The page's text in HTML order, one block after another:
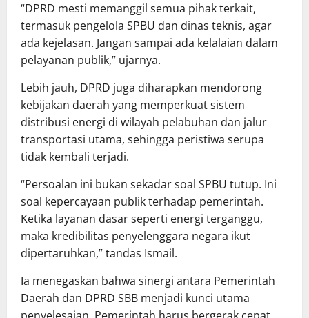
“DPRD mesti memanggil semua pihak terkait,
termasuk pengelola SPBU dan dinas teknis, agar
ada kejelasan. Jangan sampai ada kelalaian dalam
pelayanan publik,” ujarnya.
Lebih jauh, DPRD juga diharapkan mendorong
kebijakan daerah yang memperkuat sistem
distribusi energi di wilayah pelabuhan dan jalur
transportasi utama, sehingga peristiwa serupa
tidak kembali terjadi.
“Persoalan ini bukan sekadar soal SPBU tutup. Ini
soal kepercayaan publik terhadap pemerintah.
Ketika layanan dasar seperti energi terganggu,
maka kredibilitas penyelenggara negara ikut
dipertaruhkan,” tandas Ismail.
Ia menegaskan bahwa sinergi antara Pemerintah
Daerah dan DPRD SBB menjadi kunci utama